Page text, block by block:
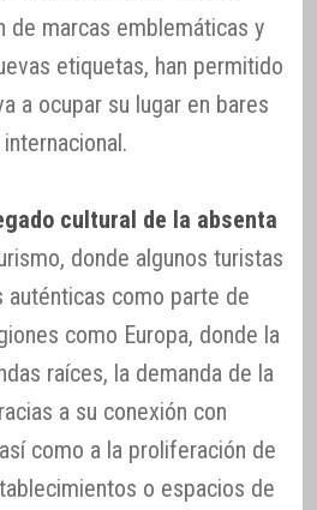
de marcas emblemáticas y
etiquetas, han permitido
a ocupar su lugar en bares
cultural de la absenta
donde algunos turistas
auténticas como parte de
como Europa, donde la
raíces, la demanda de la
a su conexión con
como a la proliferación de
o espacios de